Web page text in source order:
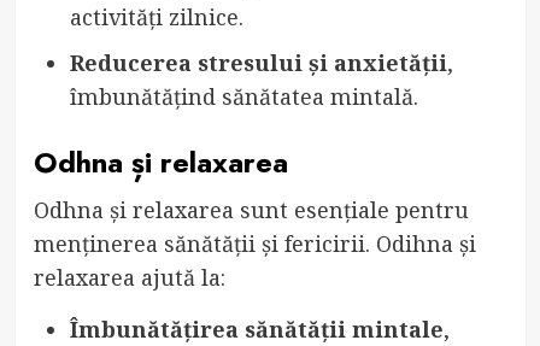
activități zilnice.
Reducerea stresului și anxietății,
îmbunătățind sănătatea mintală.
Odhna și relaxarea
Odhna și relaxarea sunt esențiale pentru
menținerea sănătății și fericirii. Odihna și
relaxarea ajută la:
Îmbunătățirea sănătății mintale,